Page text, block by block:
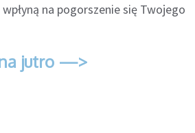
na pogorszenie się Twojego
jutro —>